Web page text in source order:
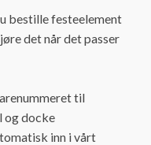
bestille festeelement
det når det passer
til
og docke
inn i vårt